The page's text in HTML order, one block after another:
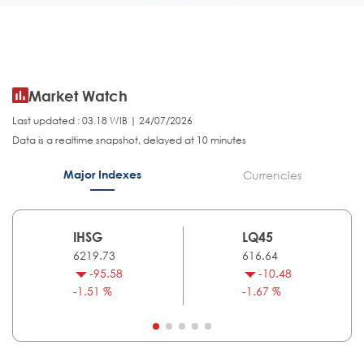
Market Watch
Last updated : 03.18 WIB | 24/07/2026
Data is a realtime snapshot, delayed at 10 minutes
Major Indexes Currencies
IHSG
6219.73
-95.58
-1.51 %
LQ45
616.64
-10.48
-1.67 %